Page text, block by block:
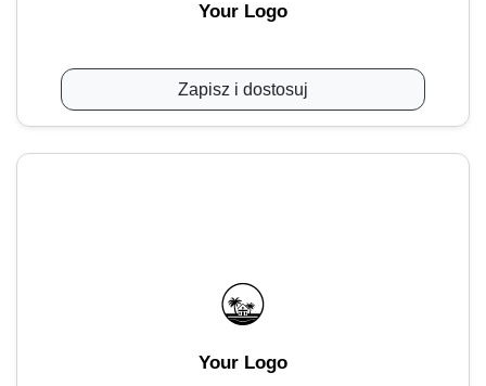
Your Logo
Zapisz i dostosuj
Your Logo